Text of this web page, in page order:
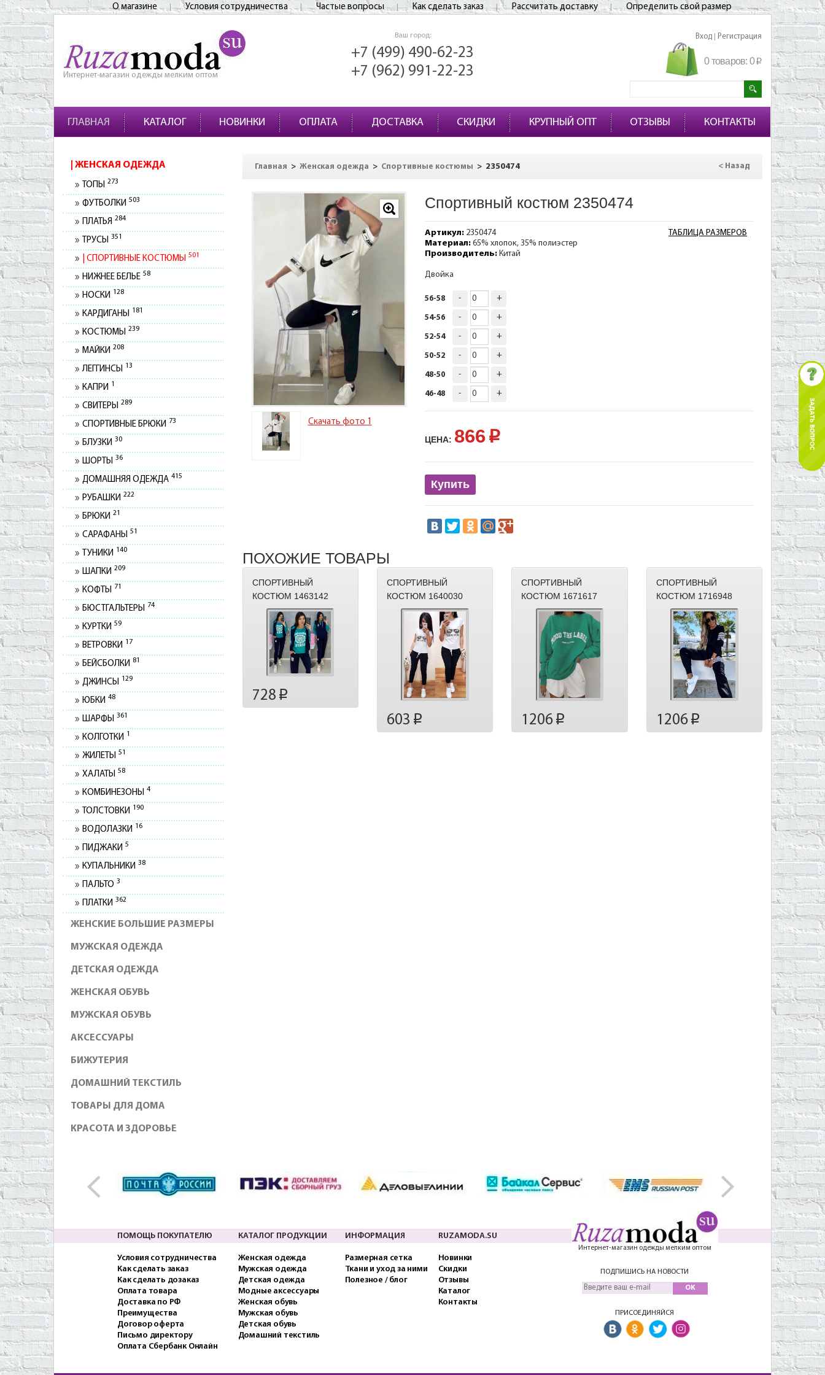
О магазине Условия сотрудничества Частые вопросы Как сделать заказ Рассчитать доставку Определить свой размер
Интернет-магазин одежды мелким оптом
Ваш город:
+7 (499) 490-62-23
+7 (962) 991-22-23
Вход Регистрация
0 товаров: 0p
ГЛАВНАЯ КАТАЛОГ НОВИНКИ ОПЛАТА ДОСТАВКА СКИДКИ КРУПНЫЙ ОПТ ОТЗЫВЫ КОНТАКТЫ
ЖЕНСКАЯ ОДЕЖДА
ТОПЫ 273
ФУТБОЛКИ 503
ПЛАТЬЯ 284
ТРУСЫ 351
СПОРТИВНЫЕ КОСТЮМЫ 501
НИЖНЕЕ БЕЛЬЕ 58
НОСКИ 128
КАРДИГАНЫ 181
КОСТЮМЫ 239
МАЙКИ 208
ЛЕГГИНСЫ 13
КАПРИ 1
СВИТЕРЫ 289
СПОРТИВНЫЕ БРЮКИ 73
БЛУЗКИ 30
ШОРТЫ 36
ДОМАШНЯЯ ОДЕЖДА 415
РУБАШКИ 222
БРЮКИ 21
САРАФАНЫ 51
ТУНИКИ 140
ШАПКИ 209
КОФТЫ 71
БЮСТГАЛЬТЕРЫ 74
КУРТКИ 59
ВЕТРОВКИ 17
БЕЙСБОЛКИ 81
ДЖИНСЫ 129
ЮБКИ 48
ШАРФЫ 361
КОЛГОТКИ 1
ЖИЛЕТЫ 51
ХАЛАТЫ 58
КОМБИНЕЗОНЫ 4
ТОЛСТОВКИ 190
ВОДОЛАЗКИ 16
ПИДЖАКИ 5
КУПАЛЬНИКИ 38
ПАЛЬТО 3
ПЛАТКИ 362
ЖЕНСКИЕ БОЛЬШИЕ РАЗМЕРЫ
МУЖСКАЯ ОДЕЖДА
ДЕТСКАЯ ОДЕЖДА
ЖЕНСКАЯ ОБУВЬ
МУЖСКАЯ ОБУВЬ
АКСЕССУАРЫ
БИЖУТЕРИЯ
ДОМАШНИЙ ТЕКСТИЛЬ
ТОВАРЫ ДЛЯ ДОМА
КРАСОТА И ЗДОРОВЬЕ
Главная > Женская одежда > Спортивные костюмы > 2350474 < Назад
Скачать фото 1
Спортивный костюм 2350474
ТАБЛИЦА РАЗМЕРОВ
Артикул:2350474
Материал:65% хлопок, 35% полиэстер
Производитель:Китай
Двойка
56-58 - +
54-56 - +
52-54 - +
50-52 - +
48-50 - +
46-48 - +
ЦЕНА: 866 p
Купить
ПОХОЖИЕ ТОВАРЫ
СПОРТИВНЫЙ
КОСТЮМ 1463142
728 p
СПОРТИВНЫЙ
КОСТЮМ 1640030
603 p
СПОРТИВНЫЙ
КОСТЮМ 1671617
1206 p
СПОРТИВНЫЙ
КОСТЮМ 1716948
1206p
ПОМОЩЬ ПОКУПАТЕЛЮ
Условия сотрудничества
Как сделать заказ
Как сделать дозаказ
Оплата товара
Доставка по РФ
Преимущества
Договор оферта
Письмо директору
Оплата Сбербанк Онлайн
КАТАЛОГ ПРОДУКЦИИ
Женская одежда
Мужская одежда
Детская одежда
Модные аксессуары
Женская обувь
Мужская обувь
Детская обувь
Домашний текстиль
ИНФОРМАЦИЯ
Размерная сетка
Ткани и уход за ними
Полезное / блог
RUZAMODA.SU
Новинки
Скидки
Отзывы
Каталог
Контакты
Интернет-магазин одежды мелким оптом
ПОДПИШИСЬ НА НОВОСТИ
OK
ПРИСОЕДИНЯЙСЯ